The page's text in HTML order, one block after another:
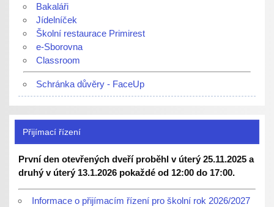
Bakaláři
Jídelníček
Školní restaurace Primirest
e-Sborovna
Classroom
Schránka důvěry - FaceUp
Přijímací řízení
První den otevřených dveří proběhl v úterý 25.11.2025 a
druhý v úterý 13.1.2026 pokaždé od 12:00 do 17:00.
Informace o přijímacím řízení pro školní rok 2026/2027